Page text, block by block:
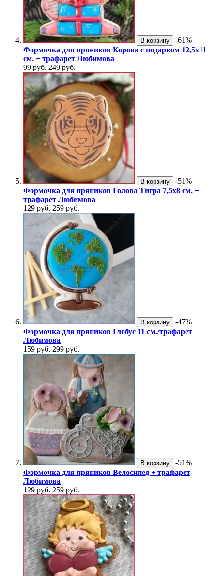
В корзину
-61%
Формочка для пряников Корова с подарком 12,5х11
см. + трафарет Любимова
99 руб. 249 руб.
В корзину
-51%
Формочка для пряников Голова Тигра 7,5х8 см. +
трафарет Любимова
129 руб. 259 руб.
В корзину
-47%
Формочка для пряников Глобус 11 см./трафарет
Любимова
159 руб. 299 руб.
В корзину
-51%
Формочка для пряников Велосипед + трафарет
Любимова
129 руб. 259 руб.